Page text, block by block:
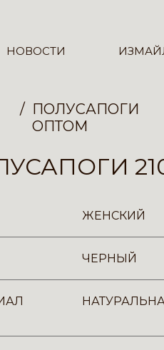
НОВОСТИ
ПОЛУСАПОГИ
ОПТОМ
ЖЕНСКИЙ
ЧЕРНЫЙ